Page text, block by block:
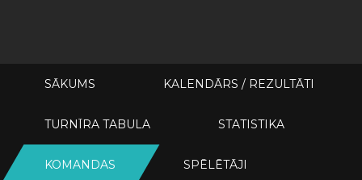
SĀKUMS KALENDĀRS / REZULTĀTI
TURNĪRA TABULA STATISTIKA
KOMANDAS SPĒLĒTĀJI